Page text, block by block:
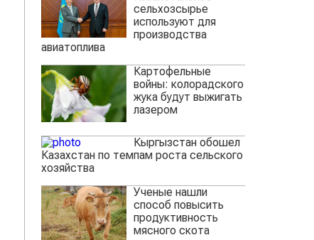
сельхозсырье
используют для
производства
авиатоплива
Картофельные
войны: колорадского
жука будут выжигать
лазером
Кыргызстан обошел
Казахстан по темпам роста сельского
хозяйства
Ученые нашли
способ повысить
продуктивность
мясного скота